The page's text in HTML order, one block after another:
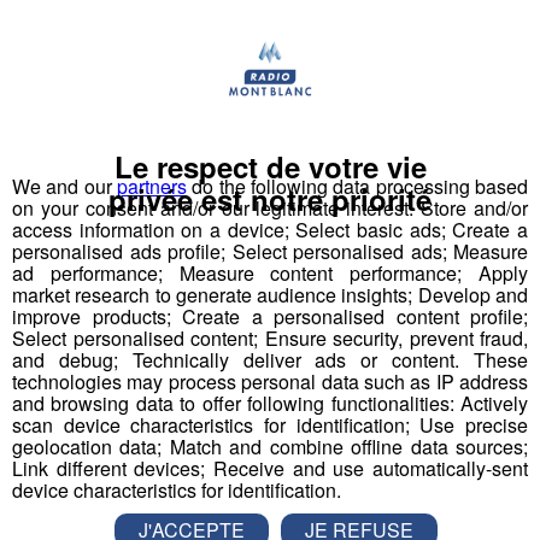
1 Accompagnant Éducatif et Social ou
Aide Médico-Psychologique ou Aide-
Soignant diplômé ou faisant fonction
Expérience dans le handicap souhaitée, débutant
accepté.
Autre diplôme accepté : Moniteur-Educateur.
> poste à pourvoir dès que possible
Conditions:
CDI, 35h hebdomadaires, travail 1 weekend /2
(prime les dimanches travaillés)
We and ourpartnersdo the following data processing based
on your consent and/or our legitimate interest: Store and/or
access information on a device; Select basic ads; Create a
personalised ads profile; Select personalised ads; Measure
ad performance; Measure content performance; Apply
market research to generate audience insights; Develop and
improve products; Create a personalised content profile;
Select personalised content; Ensure security, prevent fraud,
and debug; Technically deliver ads or content. These
technologies may process personal data such as IP address
and browsing data to offer following functionalities: Actively
scan device characteristics for identification; Use precise
geolocation data; Match and combine offline data sources;
Link different devices; Receive and use automatically-sent
device characteristics for identification.
Le respect de votre vie
privée est notre priorité
J'ACCEPTE
JE REFUSE